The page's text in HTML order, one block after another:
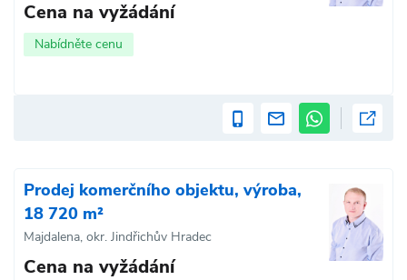
Cena na vyžádání
Nabídněte cenu
Prodej komerčního objektu, výroba,
18 720 m²
Majdalena, okr. Jindřichův Hradec
Cena na vyžádání